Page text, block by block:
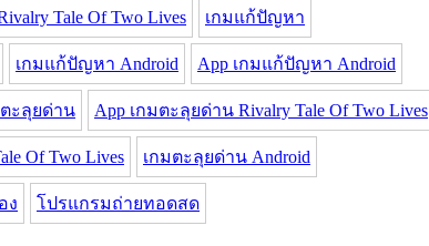
Tale Of Two Lives เกมแก้ปัญหา
เกมแก้ปัญหา Android App เกมแก้ปัญหา Android
ตะลุยด่าน App เกมตะลุยด่าน Rivalry Tale Of Two Lives
Of Two Lives เกมตะลุยด่าน Android
ง โปรแกรมถ่ายทอดสด